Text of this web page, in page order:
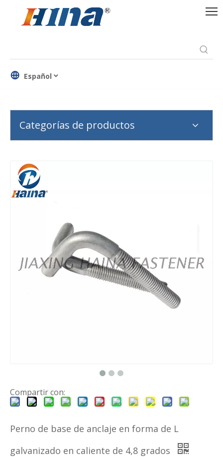
Español
Categorías de productos
Compartir con:
Perno de base de anclaje en forma de L
galvanizado en caliente de 4,8 grados